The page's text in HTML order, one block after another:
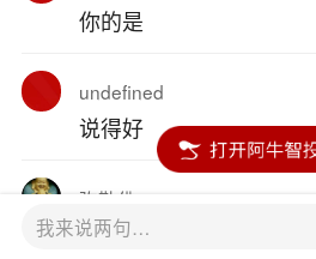
你的是
undefined
说得好
弥勒佛
8
我来说两句…